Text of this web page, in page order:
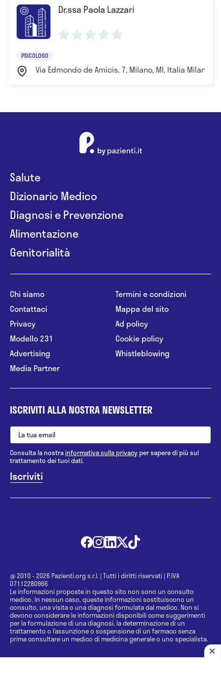
Dr.ssa Paola Lazzari
PSICOLOGO
Via Edmondo de Amicis, 7, Milano, MI, Italia Milano
Salute
Dizionario Medico
Diagnosi e Prevenzione
Alimentazione
Genitorialità
Chi siamo
Contattaci
Privacy
Modello 231
Advertising
Media Partner
Termini e condizioni
Mappa del sito
Ad policy
Cookie policy
Whistleblowing
ISCRIVITI ALLA NOSTRA NEWSLETTER
Consulta la nostrainformativa sulla privacy per sapere di più sul
trattamento dei tuoi dati.
@ 2010 - 2026 Pazienti.org s.r.l. | Tutti i diritti riservati | P.IVA
07112280966
Le informazioni proposte in questo sito non sono un consulto
medico. In nessun caso, queste informazioni sostituiscono un
consulto, una visita o una diagnosi formulata dal medico. Non si
devono considerare le informazioni disponibili come suggerimenti
per la formulazione di una diagnosi, la determinazione di un
trattamento o l’assunzione o sospensione di un farmaco senza
prima consultare un medico di medicina generale o uno specialista.